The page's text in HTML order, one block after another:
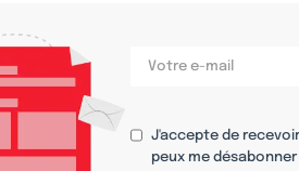
J'accepte de
peux me